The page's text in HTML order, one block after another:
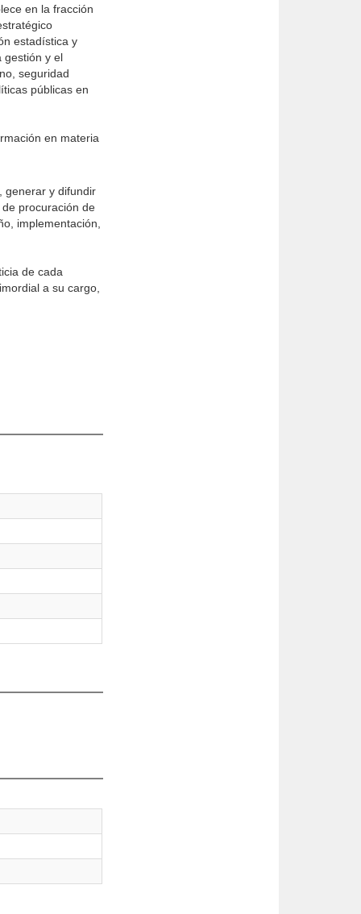
en la fracción
estadística y
gestión y el
seguridad
públicas en
en materia
generar y difundir
procuración de
implementación,
de cada
a su cargo,